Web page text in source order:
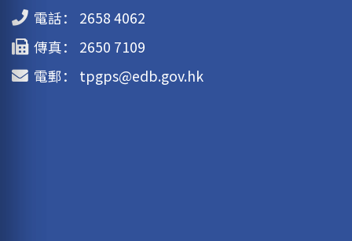
電話：
2658 4062
傳真：
2650 7109
電郵：
tpgps@edb.gov.hk